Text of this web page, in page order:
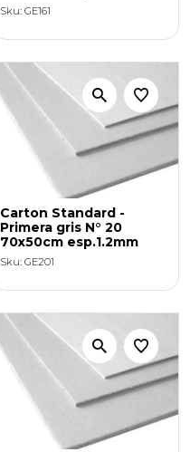
Sku: GE161
Carton Standard -
Primera gris N° 20
70x50cm esp.1.2mm
Sku: GE201